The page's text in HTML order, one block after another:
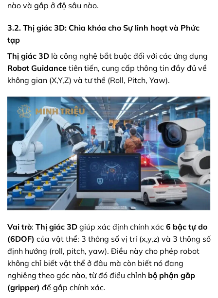
nào và gắp ở độ sâu nào.
3.2. Thị giác 3D: Chìa khóa cho Sự linh hoạt và Phức
tạp
Thị giác 3D là công nghệ bắt buộc đối với các ứng dụng
Robot Guidance tiên tiến, cung cấp thông tin đầy đủ về
không gian (X,Y,Z) và tư thế (Roll, Pitch, Yaw).
Vai trò: Thị giác 3D giúp xác định chính xác 6 bậc tự do
(6DOF) của vật thể: 3 thông số vị trí (x,y,z) và 3 thông số
định hướng (roll, pitch, yaw). Điều này cho phép robot
không chỉ biết vật thể ở đâu mà còn biết nó đang
nghiêng theo góc nào, từ đó điều chỉnh bộ phận gắp
(gripper) để gắp chính xác.